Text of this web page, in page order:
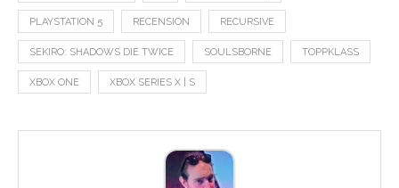
PLAYSTATION 5 RECENSION RECURSIVE
SEKIRO: SHADOWS DIE TWICE SOULSBORNE TOPPKLASS
XBOX ONE XBOX SERIES X | S